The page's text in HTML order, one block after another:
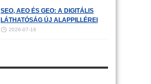
SEO, AEO ÉS GEO: A DIGITÁLIS
LÁTHATÓSÁG ÚJ ALAPPILLÉREI
2026-07-16